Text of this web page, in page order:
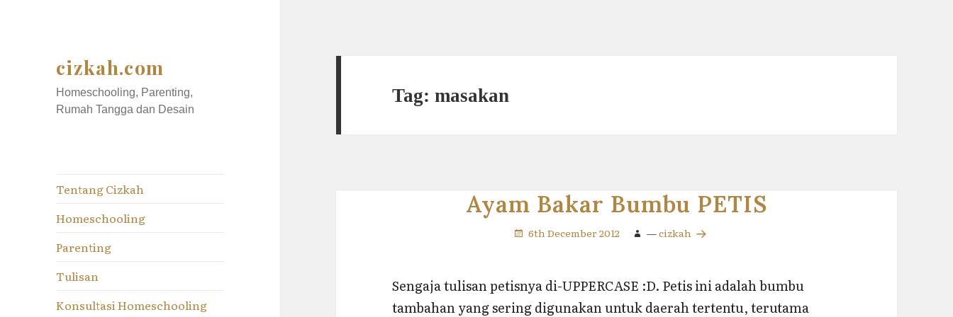
cizkah.com
Homeschooling, Parenting,
Rumah Tangga dan Desain
Tentang Cizkah
Homeschooling
Parenting
Tulisan
Konsultasi Homeschooling
Tag:masakan
Ayam Bakar Bumbu PETIS
6th December 2012 —cizkah
Sengaja tulisan petisnya di-UPPERCASE :D. Petis ini adalah bumbu
tambahan yang sering digunakan untuk daerah tertentu, terutama